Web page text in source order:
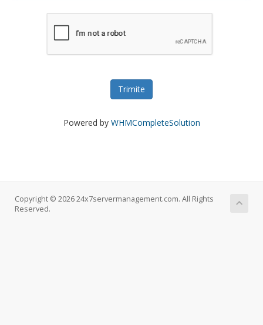
Trimite
Powered by WHMCompleteSolution
Copyright © 2026 24x7servermanagement.com. All Rights
Reserved.